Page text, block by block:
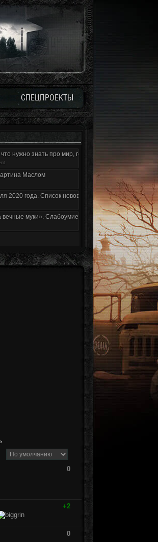
СПЕЦПРОЕКТЫ
нужно знать про мир, геймплей и сюжет | Разбор
Маслом
2020 года. Список нововведений
муки». Слабоумие и отвага
0
+2
0